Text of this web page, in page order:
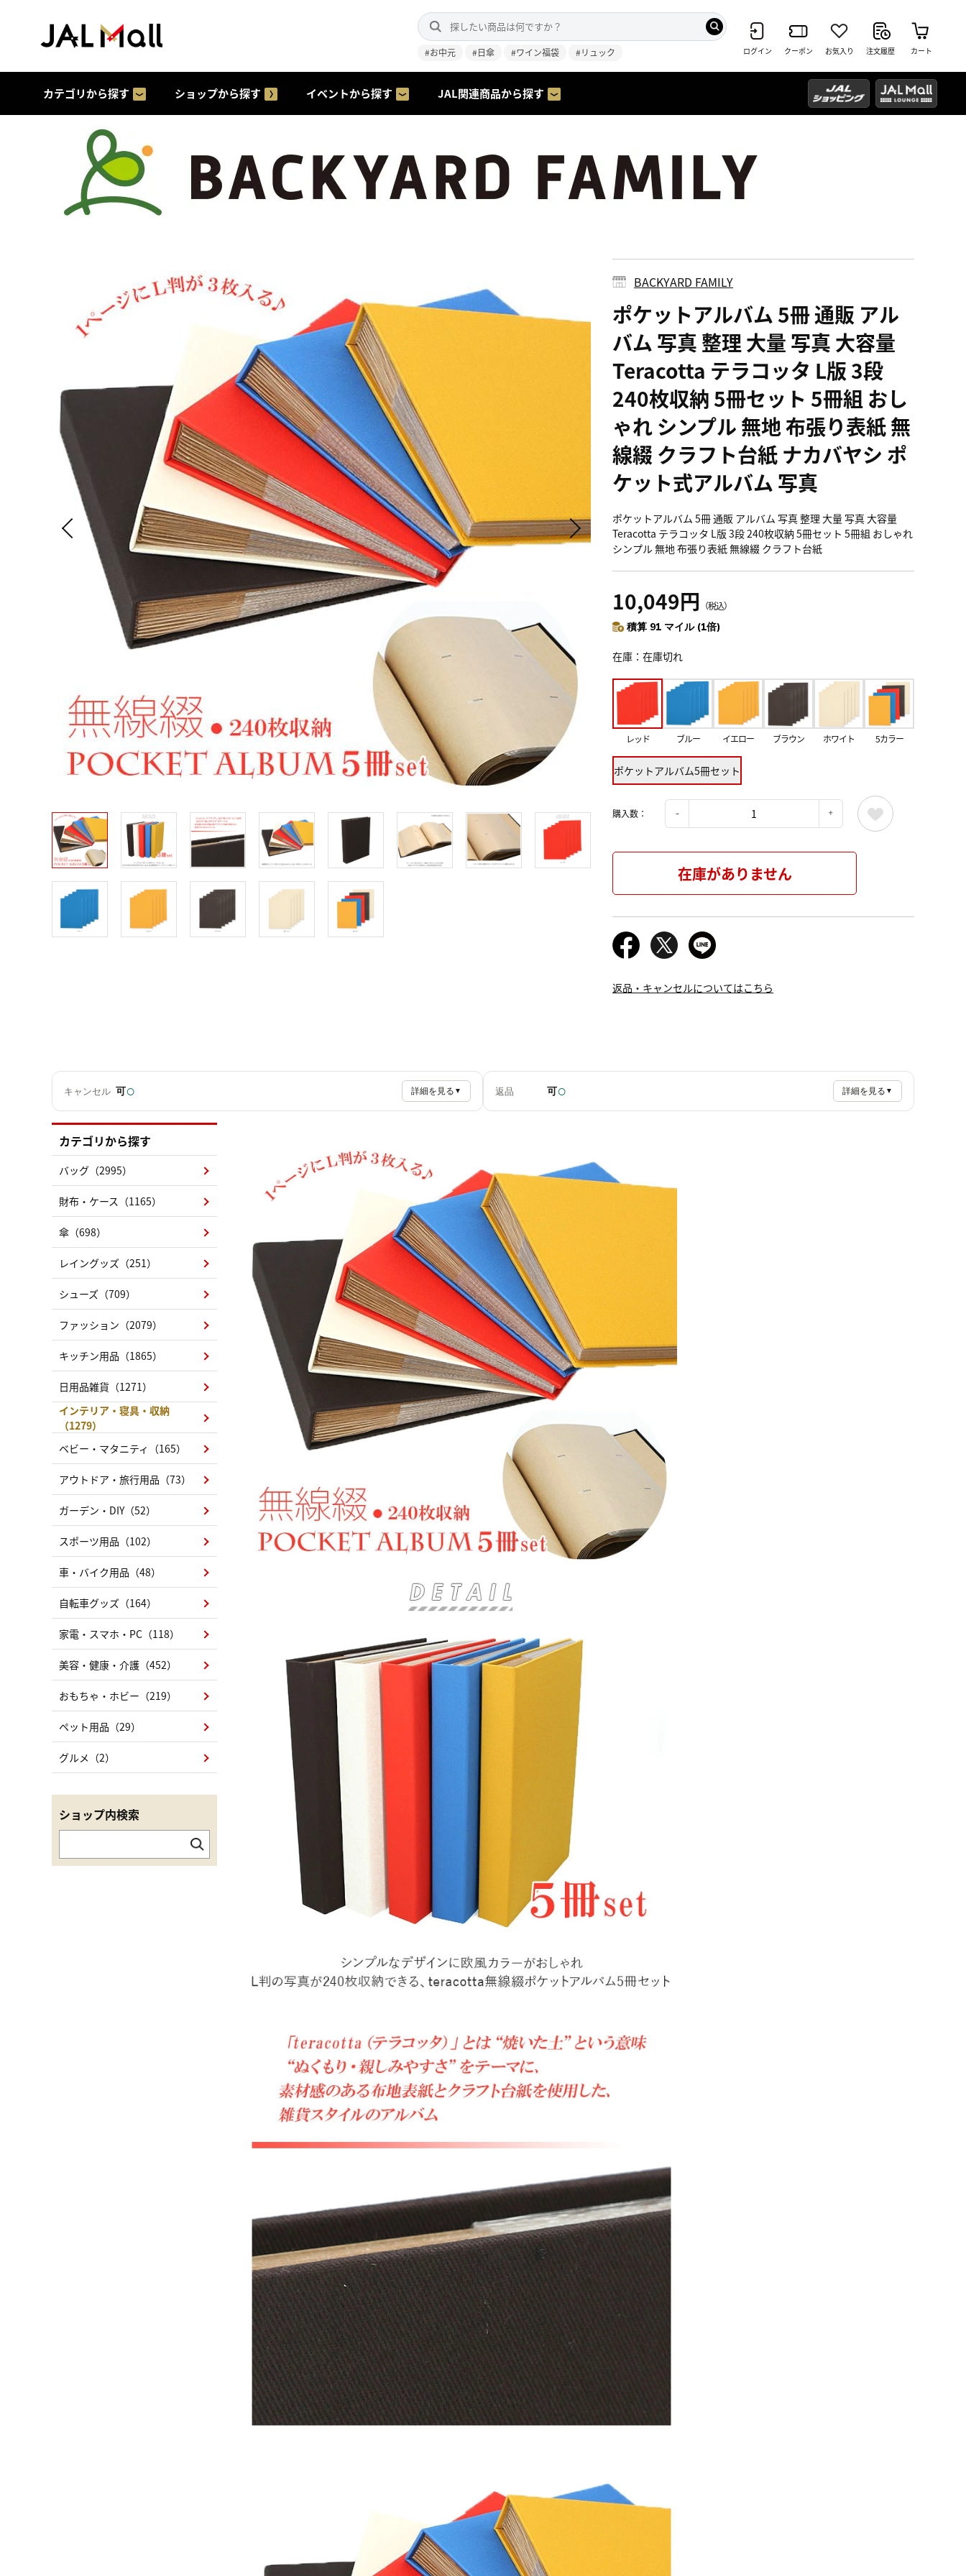
#お中元 #日傘 #ワイン福袋 #リュック ログイン クーポン お気入り 注文履歴 カート
カテゴリから探す ショップから探す イベントから探す JAL関連商品から探す
BACKYARD FAMILY
ポケットアルバム 5冊 通販 アル
バム 写真 整理 大量 写真 大容量
Teracotta テラコッタ L版 3段
240枚収納 5冊セット 5冊組 おし
ゃれ シンプル 無地 布張り表紙 無
線綴 クラフト台紙 ナカバヤシ ポ
ケット式アルバム 写真
ポケットアルバム 5冊 通販 アルバム 写真 整理 大量 写真 大容量
Teracotta テラコッタ L版 3段 240枚収納 5冊セット 5冊組 おしゃれ
シンプル 無地 布張り表紙 無線綴 クラフト台紙
10,049円 （税込）
積算 91 マイル (1倍)
在庫 在庫切れ
レッド ブルー イエロー ブラウン ホワイト 5カラー
ポケットアルバム5冊セット
購入数：
在庫がありません
返品・キャンセルについてはこちら
キャンセル 可○ 詳細を見る ▼ 返品 可○ 詳細を見る ▼
カテゴリから探す
バッグ（2995）
財布・ケース（1165）
傘（698）
レイングッズ（251）
シューズ（709）
ファッション（2079）
キッチン用品（1865）
日用品雑貨（1271）
インテリア・寝具・収納
（1279）
ベビー・マタニティ（165）
アウトドア・旅行用品（73）
ガーデン・DIY（52）
スポーツ用品（102）
車・バイク用品（48）
自転車グッズ（164）
家電・スマホ・PC（118）
美容・健康・介護（452）
おもちゃ・ホビー（219）
ペット用品（29）
グルメ（2）
ショップ内検索